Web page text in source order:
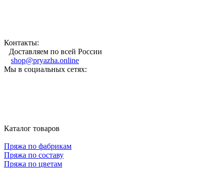
Контакты:
Доставляем по всей России
shop@pryazha.online
Мы в социальных сетях:
Каталог товаров
Пряжа по фабрикам
Пряжа по составу
Пряжа по цветам